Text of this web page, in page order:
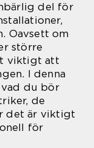
del för
Oavsett om
större
viktigt att
I denna
du bör
de
det är viktigt
för